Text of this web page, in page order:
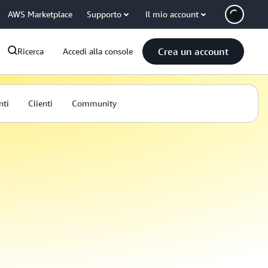
AWS Marketplace Supporto Il mio account
Ricerca Accedi alla console Crea un account
Clienti Community